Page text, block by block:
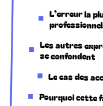
L’erreur la
Les autres
se confondent
Le cas des
Pourquoi cette